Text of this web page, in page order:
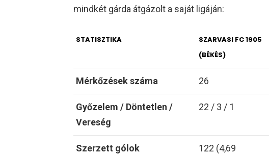
mindkét gárda átgázolt a saját ligáján:
STATISZTIKA
SZARVASI FC 1905
(BÉKÉS)
Mérkőzések száma 26
Győzelem / Döntetlen /
Vereség
22 / 3 / 1
Szerzett gólok
122 (4,69